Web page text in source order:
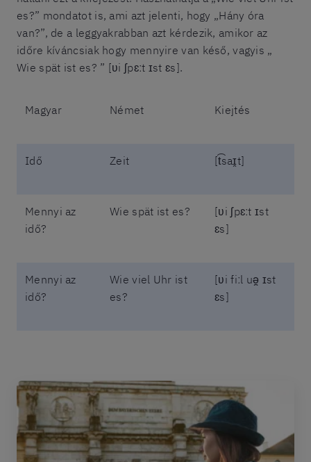
es?” mondatot is, ami azt jelenti, hogy „Hány óra
van?”, de a leggyakrabban azt kérdezik, amikor az
időre kíváncsiak hogy mennyire van késő, vagyis „
Wie spät ist es? ” [ʋi ʃpɛːt ɪst ɛs].
Magyar Német Kiejtés
Idő Zeit [t͡saɪ̯t]
Mennyi az
idő?
Wie spät ist es?
[ʋi ʃpɛːt ɪst
ɛs]
Mennyi az
idő?
Wie viel Uhr ist
es?
[ʋi fiːl uə̯ ɪst
ɛs]